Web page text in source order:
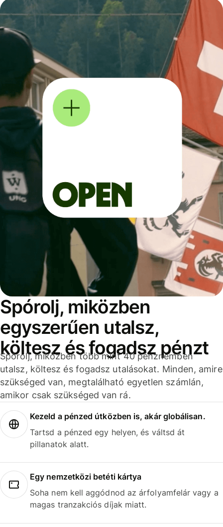
Spórolj, miközben
egyszerűen utalsz,
költesz és fogadsz pénzt
Spórolj, miközben több mint 40 pénznemben
utalsz, költesz és fogadsz utalásokat. Minden, amire
szükséged van, megtalálható egyetlen számlán,
amikor csak szükséged van rá.
Kezeld a pénzed útközben is, akár globálisan.
Tartsd a pénzed egy helyen, és váltsd át
pillanatok alatt.
Egy nemzetközi betéti kártya
Soha nem kell aggódnod az árfolyamfelár vagy a
magas tranzakciós díjak miatt.